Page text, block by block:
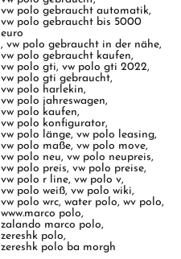
vw polo gebraucht automatik,
vw polo gebraucht bis 5000
euro
,vw polo gebraucht in der nähe,
vw polo gebraucht kaufen,
vw polo gti,vw polo gti 2022,
vw polo gti gebraucht,
vw polo harlekin,
vw polo jahreswagen,
vw polo kaufen,
vw polo konfigurator,
vw polo länge,vw polo leasing,
vw polo maße,vw polo move,
vw polo neu,vw polo neupreis,
vw polo preis,vw polo preise,
vw polo r line,vw polo v,
vw polo weiß,vw polo wiki,
vw polo wrc,water polo,wv polo,
www.marco polo,
zalando marco polo,
zereshk polo,
zereshk polo ba morgh